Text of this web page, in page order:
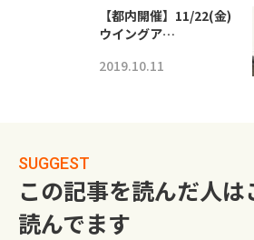
【都内開催】11/22(金)
ウイングア…
2019.10.11
SUGGEST
この記事を読んだ人は
読んでます